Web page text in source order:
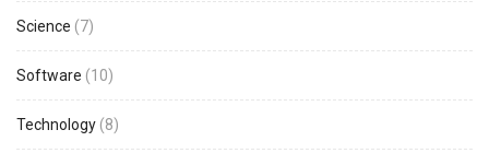
Science (7)
Software (10)
Technology (8)